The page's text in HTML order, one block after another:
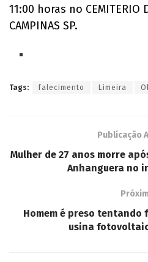
11:00 horas no CEMITERIO
CAMPINAS SP.
Tags: falecimento Limeira
Publicação
Mulher de 27 anos morre
Anhanguera no
Homem é preso tentando
usina